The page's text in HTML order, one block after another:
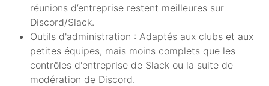
réunions d’entreprise restent meilleures sur
Discord/Slack.
Outils d'administration : Adaptés aux clubs et aux
petites équipes, mais moins complets que les
contrôles d'entreprise de Slack ou la suite de
modération de Discord.